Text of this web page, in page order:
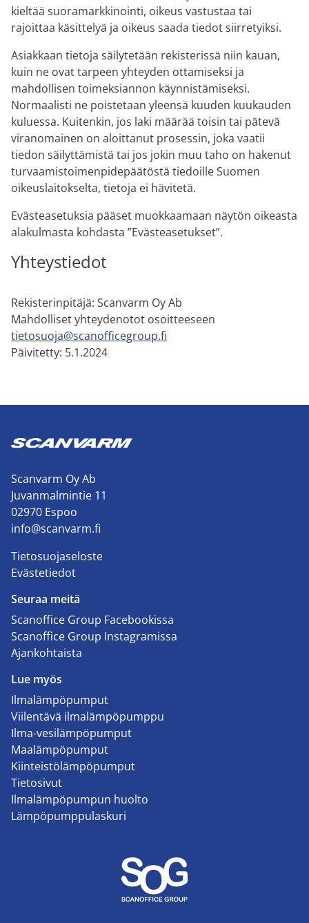
kieltää suoramarkkinointi, oikeus vastustaa tai
rajoittaa käsittelyä ja oikeus saada tiedot siirretyiksi.
Asiakkaan tietoja säilytetään rekisterissä niin kauan,
kuin ne ovat tarpeen yhteyden ottamiseksi ja
mahdollisen toimeksiannon käynnistämiseksi.
Normaalisti ne poistetaan yleensä kuuden kuukauden
kuluessa. Kuitenkin, jos laki määrää toisin tai pätevä
viranomainen on aloittanut prosessin, joka vaatii
tiedon säilyttämistä tai jos jokin muu taho on hakenut
turvaamistoimenpidepäätöstä tiedoille Suomen
oikeuslaitokselta, tietoja ei hävitetä.
Evästeasetuksia pääset muokkaamaan näytön oikeasta
alakulmasta kohdasta ”Evästeasetukset”.
Yhteystiedot
Rekisterinpitäjä: Scanvarm Oy Ab
Mahdolliset yhteydenotot osoitteeseen
tietosuoja@scanofficegroup.fi
Päivitetty: 5.1.2024
Scanvarm Oy Ab
Juvanmalmintie 11
02970 Espoo
info@scanvarm.fi
Tietosuojaseloste
Evästetiedot
Seuraa meitä
Scanoffice Group Facebookissa
Scanoffice Group Instagramissa
Ajankohtaista
Lue myös
Ilmalämpöpumput
Viilentävä ilmalämpöpumppu
Ilma-vesilämpöpumput
Maalämpöpumput
Kiinteistölämpöpumput
Tietosivut
Ilmalämpöpumpun huolto
Lämpöpumppulaskuri